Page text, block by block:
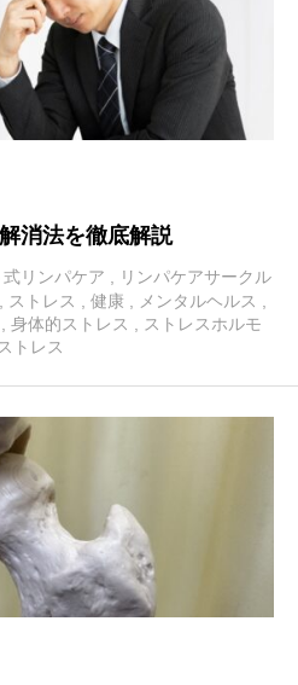
消法を徹底解説
式リンパケア , リンパケアサークル
ストレス 健康 メンタルヘルス
身体的ストレス
ストレスホルモ
トレス